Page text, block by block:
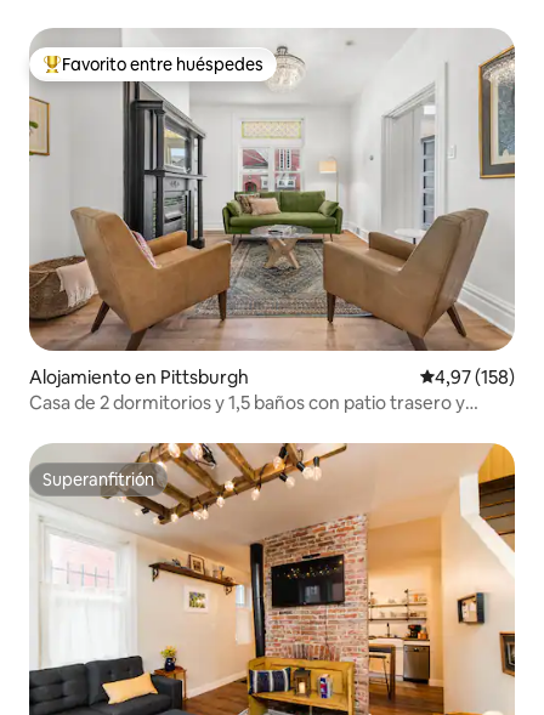
Favorito entre los huéspedes más destacados
Favorito entre huéspedes
Alojamiento en Pittsburgh Calificación
4,97 (158)
Casa de 2 dormitorios y 1,5 baños con patio trasero y
Superanfitrión
Superanfitrión